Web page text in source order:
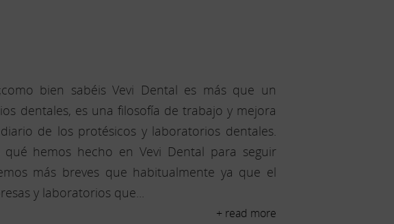
bien sabéis Vevi Dental es más que un
dentales, es una filosofía de trabajo y mejora
de los protésicos y laboratorios dentales.
hemos hecho en Vevi Dental para seguir
más breves que habitualmente ya que el
y laboratorios que...
+ read more